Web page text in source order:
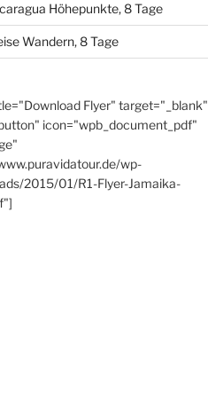
Höhepunkte, 8 Tage
Wandern, 8 Tage
Flyer" target="_blank"
icon="wpb_document_pdf"
wp-
2015/01/R1-Flyer-Jamaika-